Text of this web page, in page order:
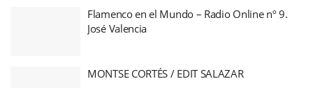
Flamenco en el Mundo – Radio Online nº 9.
José Valencia
MONTSE CORTÉS / EDIT SALAZAR